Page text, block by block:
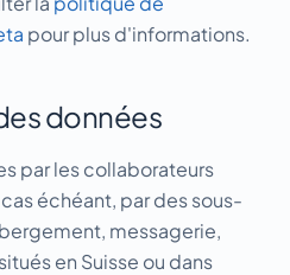
pour plus d'informations.
données
par les collaborateurs
échéant, par des sous-
messagerie,
en Suisse ou dans